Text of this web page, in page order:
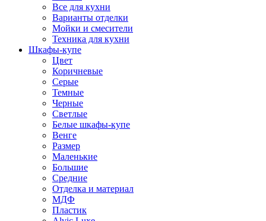
Все для кухни
Варианты отделки
Мойки и смесители
Техника для кухни
Шкафы-купе
Цвет
Коричневые
Серые
Темные
Черные
Светлые
Белые шкафы-купе
Венге
Размер
Маленькие
Большие
Средние
Отделка и материал
МДФ
Пластик